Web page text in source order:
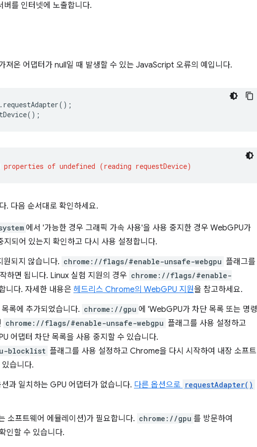
버를 인터넷에 노출합니다.
져온 어댑터가 null일 때 발생할 수 있는 JavaScript 오류의 예입니다.
. requestAdapter();
();
. 다음 순서대로 확인하세요.
에서 '가능한 경우 그래픽 가속 사용'을 사용 중지한 경우 WebGPU가
되어 있는지 확인하고 다시 사용 설정합니다.
되지 않습니다. chrome://flags/#enable-unsafe-webgpu 플래그를
하면 됩니다. Linux 실험 지원의 경우 chrome://flags/#enable-
니다. 자세한 내용은 헤드리스 Chrome의 WebGPU 지원을 참고하세요.
록에 추가되었습니다. chrome://gpu 에 'WebGPU가 차단 목록 또는 명령
chrome://flags/#enable-unsafe-webgpu 플래그를 사용 설정하고
어댑터 차단 목록을 사용 중지할 수 있습니다.
blocklist 플래그를 사용 설정하고 Chrome을 다시 시작하여 내장 소프트
습니다.
과 일치하는 GPU 어댑터가 없습니다. 다른 옵션으로 requestAdapter()
소프트웨어 에뮬레이션)가 필요합니다. chrome://gpu 를 방문하여
인할 수 있습니다.